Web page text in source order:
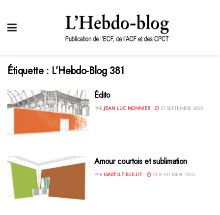
Étiquette : L’Hebdo-Blog 381
Édito
PAR JEAN LUC MONNIER 21 SEPTEMBRE 2025
Amour courtois et sublimation
PAR ISABELLE BUILLIT 21 SEPTEMBRE 2025